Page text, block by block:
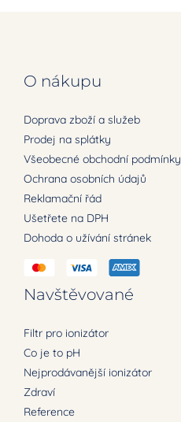
O nákupu
Doprava zboží a služeb
Prodej na splátky
Všeobecné obchodní podmínky
Ochrana osobních údajů
Reklamační řád
Ušetřete na DPH
Dohoda o užívání stránek
Navštěvované
Filtr pro ionizátor
Co je to pH
Nejprodávanější ionizátor
Zdraví
Reference